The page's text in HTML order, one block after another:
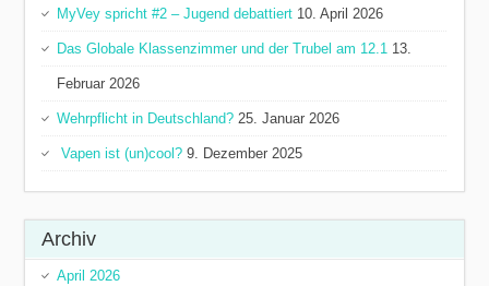
MyVey spricht #2 – Jugend debattiert 10. April 2026
Das Globale Klassenzimmer und der Trubel am 12.1 13.
Februar 2026
Wehrpflicht in Deutschland? 25. Januar 2026
Vapen ist (un)cool? 9. Dezember 2025
Archiv
April 2026